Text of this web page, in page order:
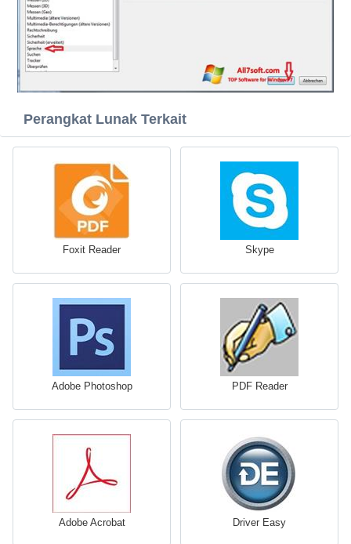
Perangkat Lunak Terkait
Foxit Reader Skype
Adobe Photoshop PDF Reader
Adobe Acrobat Driver Easy